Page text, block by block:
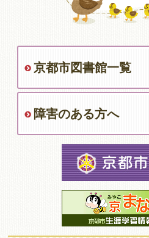
京都市図書館一覧
障害のある方へ